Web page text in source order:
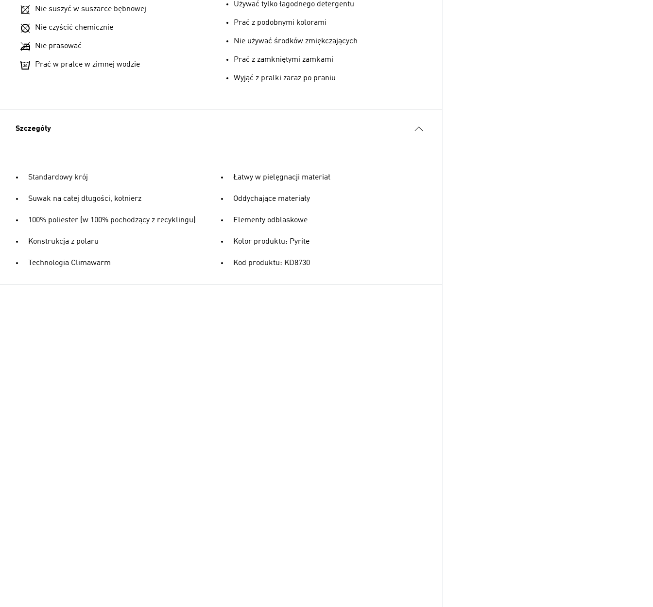
Nie suszyć w suszarce bębnowej
Nie czyścić chemicznie
Nie prasować
Prać w pralce w zimnej wodzie
Używać tylko łagodnego detergentu
Prać z podobnymi kolorami
Nie używać środków zmiękczających
Prać z zamkniętymi zamkami
Wyjąć z pralki zaraz po praniu
Szczegóły
Standardowy krój
Suwak na całej długości, kołnierz
100% poliester (w 100% pochodzący z recyklingu)
Konstrukcja z polaru
Technologia Climawarm
Łatwy w pielęgnacji materiał
Oddychające materiały
Elementy odblaskowe
Kolor produktu: Pyrite
Kod produktu: KD8730